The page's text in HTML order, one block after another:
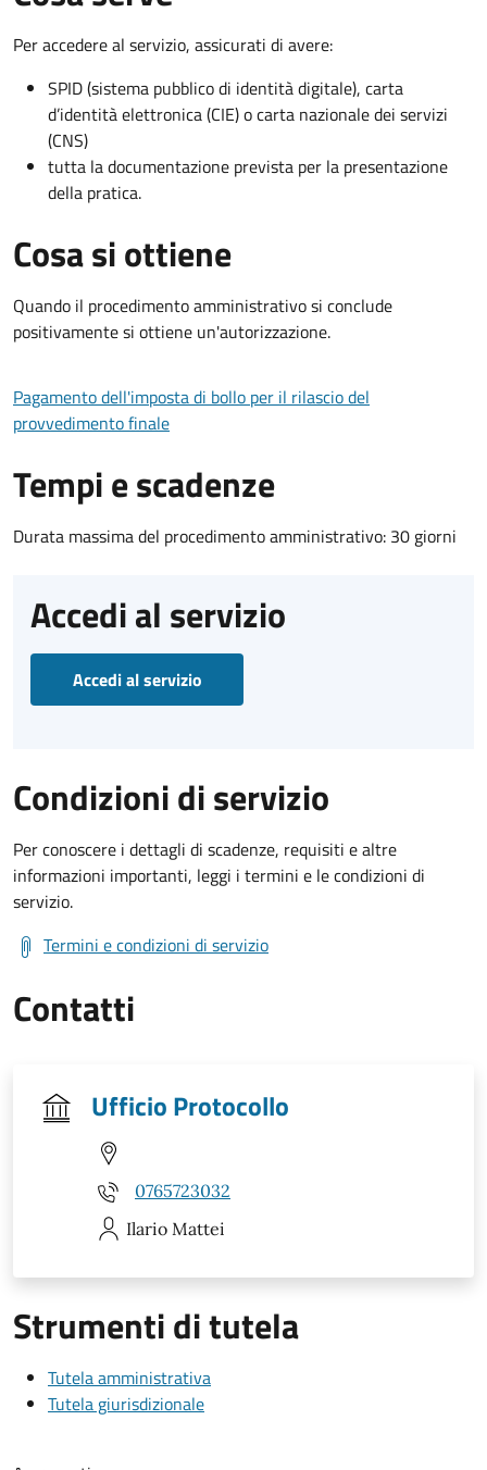
Per accedere al servizio, assicurati di avere:
SPID (sistema pubblico di identità digitale), carta
d’identità elettronica (CIE) o carta nazionale dei servizi
(CNS)
tutta la documentazione prevista per la presentazione
della pratica.
Cosa si ottiene
Quando il procedimento amministrativo si conclude
positivamente si ottiene un'autorizzazione.
Pagamento dell'imposta di bollo per il rilascio del
provvedimento finale
Tempi e scadenze
Durata massima del procedimento amministrativo: 30 giorni
Accedi al servizio
Accedi al servizio
Condizioni di servizio
Per conoscere i dettagli di scadenze, requisiti e altre
informazioni importanti, leggi i termini e le condizioni di
servizio.
Termini e condizioni di servizio
Contatti
Ufficio Protocollo
0765723032
Ilario Mattei
Strumenti di tutela
Tutela amministrativa
Tutela giurisdizionale